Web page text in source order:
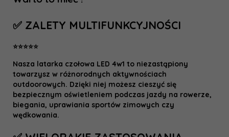
✅ ZALETY MULTIFUNKCYJNOŚCI
⭐⭐⭐⭐⭐
Nasza latarka czołowa LED 4w1 to niezastąpiony
towarzysz w różnorodnych aktywnościach
outdoorowych. Dzięki niej możesz cieszyć się
bezpiecznym oświetleniem podczas jazdy na rowerze,
biegania, uprawiania sportów zimowych czy
wędkowania.